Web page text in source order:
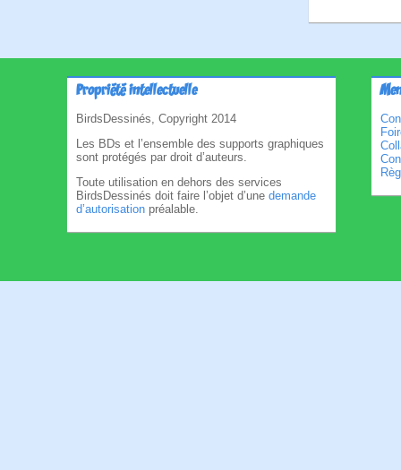
Propriété intellectuelle
BirdsDessinés, Copyright 2014
Les BDs et l’ensemble des supports graphiques
sont protégés par droit d’auteurs.
Toute utilisation en dehors des services
BirdsDessinés doit faire l’objet d’une demande
d’autorisation préalable.